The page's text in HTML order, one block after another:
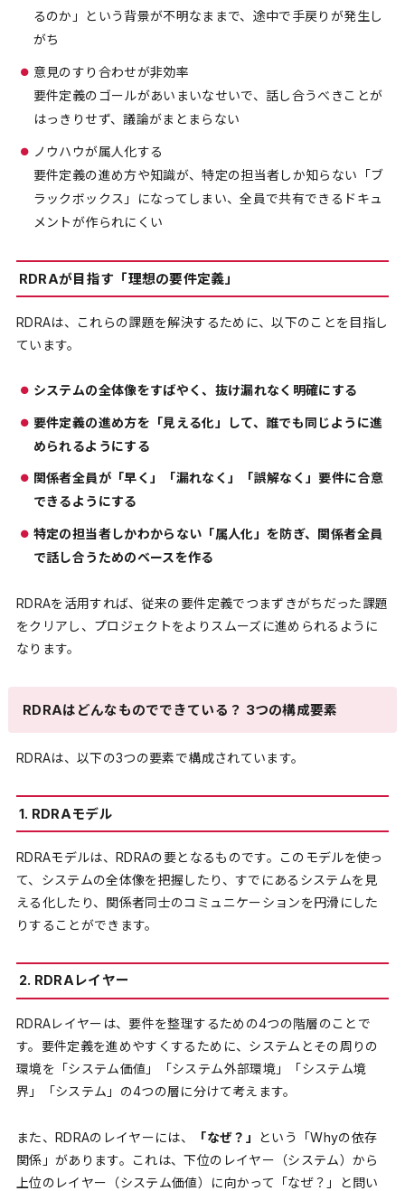
るのか」という背景が不明なままで、途中で手戻りが発生し
がち
意見のすり合わせが非効率
要件定義のゴールがあいまいなせいで、話し合うべきことが
はっきりせず、議論がまとまらない
ノウハウが属人化する
要件定義の進め方や知識が、特定の担当者しか知らない「ブ
ラックボックス」になってしまい、全員で共有できるドキュ
メントが作られにくい
RDRAが目指す「理想の要件定義」
RDRAは、これらの課題を解決するために、以下のことを目指し
ています。
システムの全体像をすばやく、抜け漏れなく明確にする
要件定義の進め方を「見える化」して、誰でも同じように進
められるようにする
関係者全員が「早く」「漏れなく」「誤解なく」要件に合意
できるようにする
特定の担当者しかわからない「属人化」を防ぎ、関係者全員
で話し合うためのベースを作る
RDRAを活用すれば、従来の要件定義でつまずきがちだった課題
をクリアし、プロジェクトをよりスムーズに進められるように
なります。
RDRAはどんなものでできている？ 3つの構成要素
RDRAは、以下の3つの要素で構成されています。
1. RDRAモデル
RDRAモデルは、RDRAの要となるものです。このモデルを使っ
て、システムの全体像を把握したり、すでにあるシステムを見
える化したり、関係者同士のコミュニケーションを円滑にした
りすることができます。
2. RDRAレイヤー
RDRAレイヤーは、要件を整理するための4つの階層のことで
す。要件定義を進めやすくするために、システムとその周りの
環境を「システム価値」「システム外部環境」「システム境
界」「システム」の4つの層に分けて考えます。
また、RDRAのレイヤーには、 「なぜ？」
という「Whyの依存
関係」があります。これは、下位のレイヤー（システム）から
上位のレイヤー（システム価値）に向かって「なぜ？」と問い